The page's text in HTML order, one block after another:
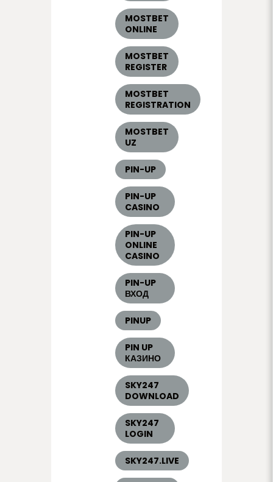
MOSTBET
ONLINE
MOSTBET
REGISTER
MOSTBET
REGISTRATION
MOSTBET
UZ
PIN-UP
PIN-UP
CASINO
PIN-UP
ONLINE
CASINO
PIN-UP
ВХОД
PINUP
PIN UP
КАЗИНО
SKY247
DOWNLOAD
SKY247
LOGIN
SKY247.LIVE